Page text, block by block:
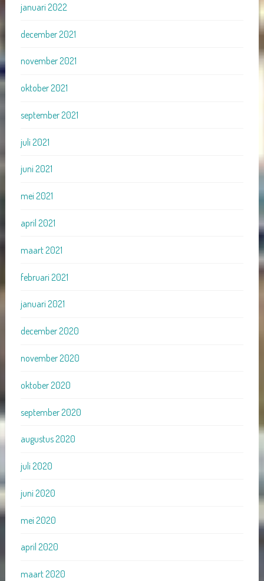
januari 2022
december 2021
november 2021
oktober 2021
september 2021
juli 2021
juni 2021
mei 2021
april 2021
maart 2021
februari 2021
januari 2021
december 2020
november 2020
oktober 2020
september 2020
augustus 2020
juli 2020
juni 2020
mei 2020
april 2020
maart 2020